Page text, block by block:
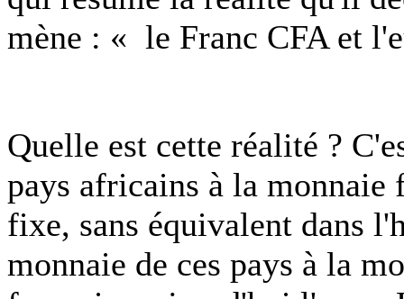
mène : « le Franc CFA et
Quelle est cette réalité ?
pays africains à la monnaie
fixe, sans équivalent dans
monnaie de ces pays à la